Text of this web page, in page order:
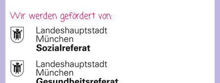
Wir werden gefördert von: